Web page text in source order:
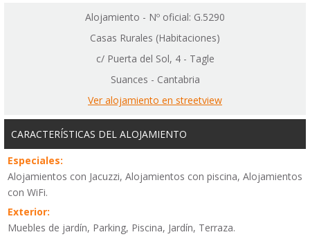
Alojamiento - Nº oficial: G.5290
Casas Rurales (Habitaciones)
c/ Puerta del Sol, 4 - Tagle
Suances - Cantabria
Ver alojamiento en streetview
CARACTERÍSTICAS DEL ALOJAMIENTO
Especiales:
Alojamientos con Jacuzzi, Alojamientos con piscina, Alojamientos
con WiFi.
Exterior:
Muebles de jardín, Parking, Piscina, Jardín, Terraza.